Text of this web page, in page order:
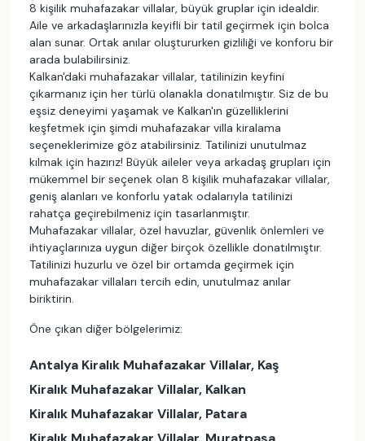
8 kişilik muhafazakar villalar, büyük gruplar için idealdir.
Aile ve arkadaşlarınızla keyifli bir tatil geçirmek için bolca
alan sunar. Ortak anılar oluştururken gizliliği ve konforu bir
arada bulabilirsiniz.
Kalkan'daki muhafazakar villalar, tatilinizin keyfini
çıkarmanız için her türlü olanakla donatılmıştır. Siz de bu
eşsiz deneyimi yaşamak ve Kalkan'ın güzelliklerini
keşfetmek için şimdi muhafazakar villa kiralama
seçeneklerimize göz atabilirsiniz. Tatilinizi unutulmaz
kılmak için hazırız! Büyük aileler veya arkadaş grupları için
mükemmel bir seçenek olan 8 kişilik muhafazakar villalar,
geniş alanları ve konforlu yatak odalarıyla tatilinizi
rahatça geçirebilmeniz için tasarlanmıştır.
Muhafazakar villalar, özel havuzlar, güvenlik önlemleri ve
ihtiyaçlarınıza uygun diğer birçok özellikle donatılmıştır.
Tatilinizi huzurlu ve özel bir ortamda geçirmek için
muhafazakar villaları tercih edin, unutulmaz anılar
biriktirin.
Öne çıkan diğer bölgelerimiz:
Antalya Kiralık Muhafazakar Villalar, Kaş
Kiralık Muhafazakar Villalar, Kalkan
Kiralık Muhafazakar Villalar, Patara